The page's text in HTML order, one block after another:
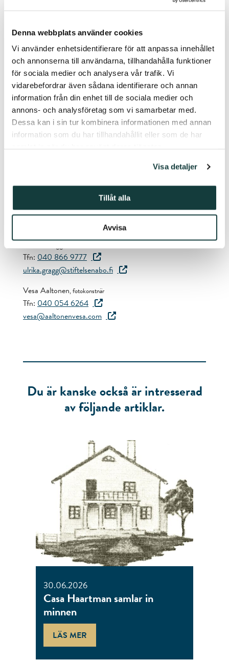
Denna webbplats använder cookies
Vi använder enhetsidentifierare för att anpassa innehållet
och annonserna till användarna, tillhandahålla funktioner
för sociala medier och analysera vår trafik. Vi
vidarebefordrar även sådana identifierare och annan
information från din enhet till de sociala medier och
annons- och analysföretag som vi samarbetar med.
Dessa kan i sin tur kombinera informationen med annan
information som du har tillhandahållit eller som de har
Visa detaljer
Tillåt alla
Avvisa
människors vardag. Konst är till för alla,” säger Vesa
Aaltonen som ansvarar för utställningen.
Kontaktinformation
, kulturproducent, Sibeliusmuseum
Tfn:050 409 6436
johannes.juva@stiftelsenabo.fi
Ulrika Grägg
Tfn: 040 866 9777
ulrika.gragg@stiftelsenabo.fi
Vesa Aaltonen, fotokonstnär
Tfn: 040 054 6264
vesa@aaltonenvesa.com
Du är kanske också är intresserad
av följande artiklar.
30.06.2026
Casa Haartman samlar in
minnen
LÄS MER